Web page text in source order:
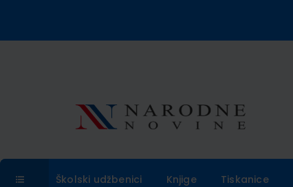
Školski udžbenici Knjige Tiskanice